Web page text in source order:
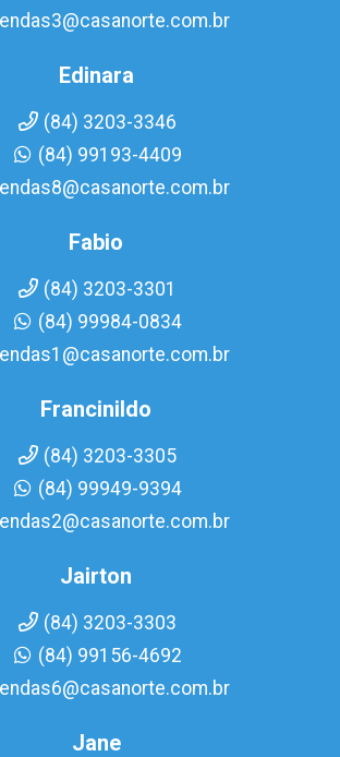
Edinara
(84) 3203-3346
(84) 99193-4409
Fabio
(84) 3203-3301
(84) 99984-0834
Francinildo
(84) 3203-3305
(84) 99949-9394
Jairton
(84) 3203-3303
(84) 99156-4692
Jane